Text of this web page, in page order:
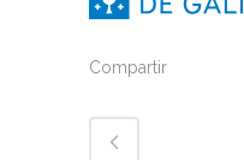
Compartir